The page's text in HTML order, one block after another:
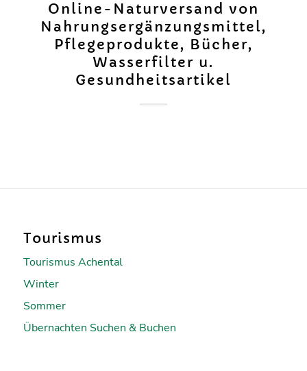
Online-Naturversand von
Nahrungsergänzungsmittel,
Pflegeprodukte, Bücher,
Wasserfilter u.
Gesundheitsartikel
Tourismus
Tourismus Achental
Winter
Sommer
Übernachten Suchen & Buchen